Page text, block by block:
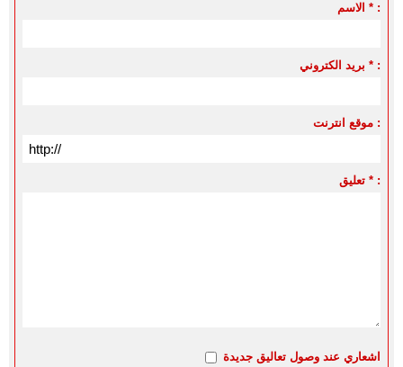
الاسم * :
بريد الكتروني * :
موقع انترنت :
تعليق * :
اشعاري عند وصول تعاليق جديدة